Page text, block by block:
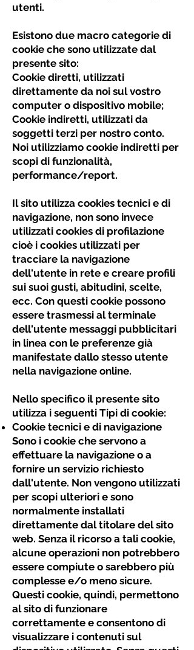
utenti.
Esistono due macro categorie di
cookie che sono utilizzate dal
presente sito:
Cookie diretti, utilizzati
direttamente da noi sul vostro
computer o dispositivo mobile;
Cookie indiretti, utilizzati da
soggetti terzi per nostro conto.
Noi utilizziamo cookie indiretti per
scopi di funzionalità,
performance/report.
Il sito utilizza cookies tecnici e di
navigazione, non sono invece
utilizzati cookies di profilazione
cioè i cookies utilizzati per
tracciare la navigazione
dell'utente in rete e creare profili
sui suoi gusti, abitudini, scelte,
ecc. Con questi cookie possono
essere trasmessi al terminale
dell'utente messaggi pubblicitari
in linea con le preferenze già
manifestate dallo stesso utente
nella navigazione online.
Nello specifico il presente sito
utilizza i seguenti Tipi di cookie:
Cookie tecnici e di navigazione
Sono i cookie che servono a
effettuare la navigazione o a
fornire un servizio richiesto
dall'utente. Non vengono utilizzati
per scopi ulteriori e sono
normalmente installati
direttamente dal titolare del sito
web. Senza il ricorso a tali cookie,
alcune operazioni non potrebbero
essere compiute o sarebbero più
complesse e/o meno sicure.
Questi cookie, quindi, permettono
al sito di funzionare
correttamente e consentono di
visualizzare i contenuti sul